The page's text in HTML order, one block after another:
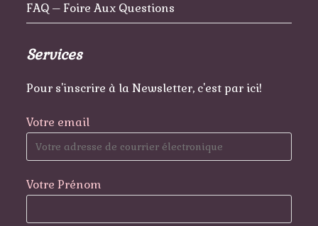
FAQ – Foire Aux Questions
Services
Pour s'inscrire à la Newsletter, c'est par ici!
Votre email
Votre Prénom